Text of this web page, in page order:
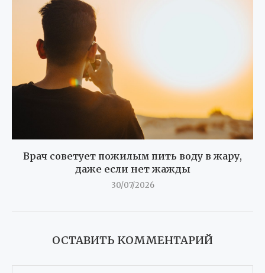
Врач советует пожилым пить воду в жару,
даже если нет жажды
30/07/2026
ОСТАВИТЬ КОММЕНТАРИЙ